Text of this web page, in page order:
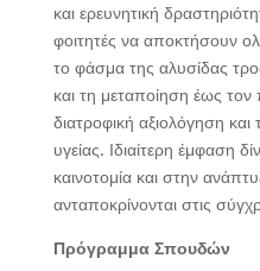
και ερευνητική
φοιτητές να αποκτήσουν
το φάσμα της αλυσίδας
και τη μεταποίηση έως τον
διατροφική αξιολόγηση
υγείας. Ιδιαίτερη έμφαση
καινοτομία και στην
ανταποκρίνονται στις
Πρόγραμμα Σπουδών